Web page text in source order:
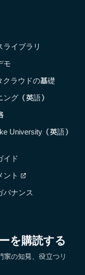
を購読する
家の知見、役立つリ
ライブラリ
モ
クラウドの基礎
ング（英語）
University（英語）
イド
ント
バナンス